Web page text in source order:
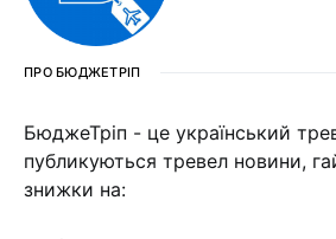
ПРО БЮДЖЕТРІП
БюджеТріп - це український
публикуються тревел новини,
знижки на: